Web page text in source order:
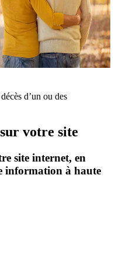
d’un ou des
votre site
site internet, en
information à haute